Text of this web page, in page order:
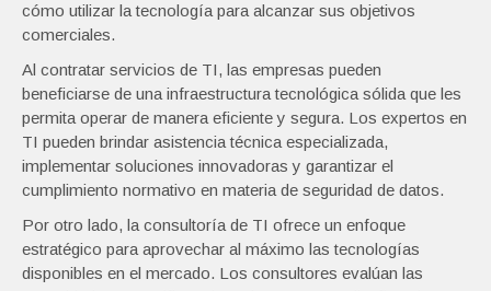
cómo utilizar la tecnología para alcanzar sus objetivos
comerciales.
Al contratar servicios de TI, las empresas pueden
beneficiarse de una infraestructura tecnológica sólida que les
permita operar de manera eficiente y segura. Los expertos en
TI pueden brindar asistencia técnica especializada,
implementar soluciones innovadoras y garantizar el
cumplimiento normativo en materia de seguridad de datos.
Por otro lado, la consultoría de TI ofrece un enfoque
estratégico para aprovechar al máximo las tecnologías
disponibles en el mercado. Los consultores evalúan las